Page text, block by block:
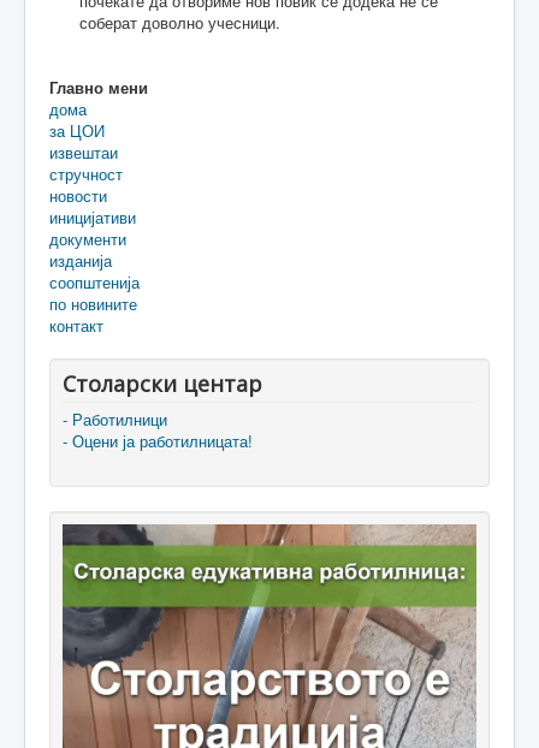
соберат доволно учесници.
Главно мени
дома
за ЦОИ
извештаи
стручност
новости
иницијативи
документи
изданија
соопштенија
по новините
контакт
Столарски центар
- Работилници
- Оцени ја работилницата!